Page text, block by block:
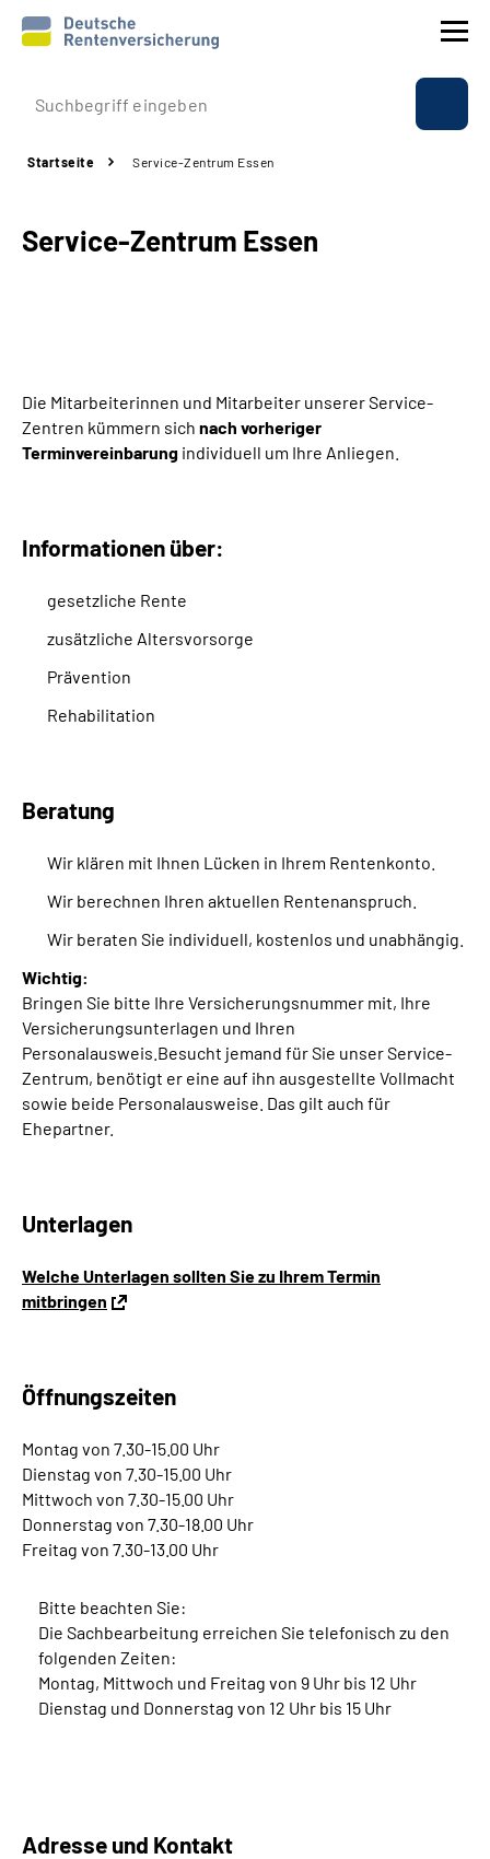
Prävention
Rente
Über uns & Presse
Suche
Language
Leichte Sprache
Startseite Service-Zentrum Essen
Service-Zentrum Essen
Die Mitarbeiterinnen und Mitarbeiter unserer Service-
Zentren kümmern sich nach vorheriger
Terminvereinbarung individuell um Ihre Anliegen.
Informationen über:
gesetzliche Rente
zusätzliche Altersvorsorge
Prävention
Rehabilitation
Beratung
Wir klären mit Ihnen Lücken in Ihrem Rentenkonto.
Wir berechnen Ihren aktuellen Rentenanspruch.
Wir beraten Sie individuell, kostenlos und unabhängig.
Wichtig:
Bringen Sie bitte Ihre Versicherungsnummer mit, Ihre
Versicherungsunterlagen und Ihren
Personalausweis.Besucht jemand für Sie unser Service-
Zentrum, benötigt er eine auf ihn ausgestellte Vollmacht
sowie beide Personalausweise. Das gilt auch für
Ehepartner.
Unterlagen
Welche Unterlagen sollten Sie zu Ihrem Termin
mitbringen
Öffnungszeiten
Montag von 7.30-15.00 Uhr
Dienstag von 7.30-15.00 Uhr
Mittwoch von 7.30-15.00 Uhr
Donnerstag von 7.30-18.00 Uhr
Freitag von 7.30-13.00 Uhr
Bitte beachten Sie:
Die Sachbearbeitung erreichen Sie telefonisch zu den
folgenden Zeiten:
Montag, Mittwoch und Freitag von 9 Uhr bis 12 Uhr
Dienstag und Donnerstag von 12 Uhr bis 15 Uhr
Adresse und Kontakt